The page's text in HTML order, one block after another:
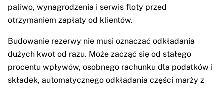
paliwo, wynagrodzenia i serwis floty przed
otrzymaniem zapłaty od klientów.
Budowanie rezerwy nie musi oznaczać odkładania
dużych kwot od razu. Może zacząć się od stałego
procentu wpływów, osobnego rachunku dla podatków i
składek, automatycznego odkładania części marży z